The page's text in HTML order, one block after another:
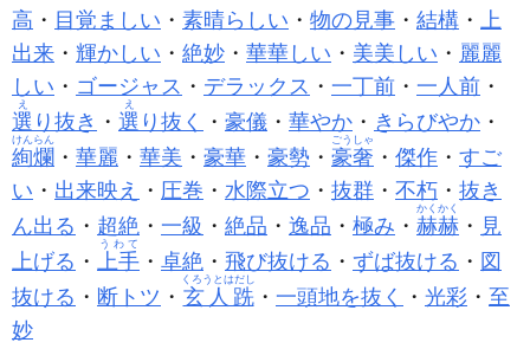
高 ・ 目覚ましい ・ 素晴らしい ・ 物の見事 ・ 結構 ・ 上
出来 ・ 輝かしい ・ 絶妙 ・ 華華しい ・ 美美しい ・ 麗麗
しい ・ ゴージャス ・ デラックス ・ 一丁前 ・ 一人前 ・
選
え
り抜き ・ 選
え
り抜く ・ 豪儀 ・ 華やか ・ きらびやか ・
絢爛
けんらん
・ 華麗 ・ 華美 ・ 豪華 ・ 豪勢 ・ 豪奢
ごうしゃ
・ 傑作 ・ すご
い ・ 出来映え ・ 圧巻 ・ 水際立つ ・ 抜群 ・ 不朽 ・ 抜き
ん出る ・ 超絶 ・ 一級 ・ 絶品 ・ 逸品 ・ 極み ・ 赫赫
かくかく
・ 見
上げる ・ 上手
うわて
・ 卓絶 ・ 飛び抜ける ・ ずば抜ける ・ 図
抜ける ・ 断トツ ・ 玄人跣
くろうとはだし
・ 一頭地を抜く ・ 光彩 ・ 至
妙